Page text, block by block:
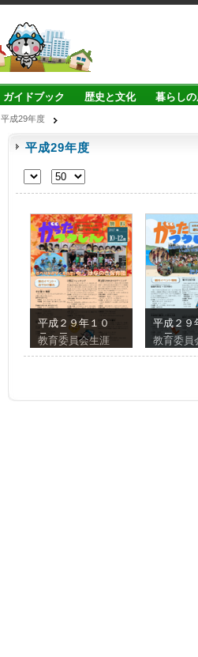
ガイドブック 歴史と文化 暮らし
平成29年度
平成29年度
平成２９年１０
月１日（１０－
１２）
教育委員会生涯
平成２９
１日（７
教育委員